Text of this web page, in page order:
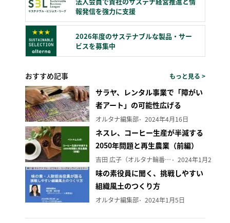
報発信を強力に支援
2026年度のサステナブルな製品・サー
ビスを募集中
おすすめ記事 もっと見る >
サラヤ、レンタル事業で「障がい
者アート」の可能性広げる
オルタナ編集部 2024年4月16日
ネスレ、コーヒー生産が半減する
2050年問題と再生農業（前編）
吉田 広子（オルタナ輪番編集長） 2024年1月29日
味の素役員に聞く、挑戦しやすい
組織風土のつくり方
オルタナ編集部 2024年1月5日